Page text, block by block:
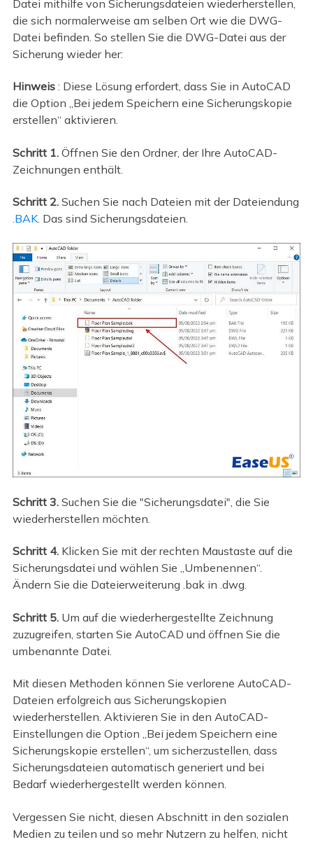
Datei mithilfe von Sicherungsdateien wiederherstellen,
die sich normalerweise am selben Ort wie die DWG-
Datei befinden. So stellen Sie die DWG-Datei aus der
Sicherung wieder her:
Hinweis: Diese Lösung erfordert, dass Sie in AutoCAD
die Option „Bei jedem Speichern eine Sicherungskopie
erstellen“ aktivieren.
Schritt 1.Öffnen Sie den Ordner, der Ihre AutoCAD-
Zeichnungen enthält.
Schritt 2.Suchen Sie nach Dateien mit der Dateiendung
.BAK. Das sind Sicherungsdateien.
Schritt 3.Suchen Sie die "Sicherungsdatei", die Sie
wiederherstellen möchten.
Schritt 4.Klicken Sie mit der rechten Maustaste auf die
Sicherungsdatei und wählen Sie „Umbenennen“.
Ändern Sie die Dateierweiterung .bak in .dwg.
Schritt 5.Um auf die wiederhergestellte Zeichnung
zuzugreifen, starten Sie AutoCAD und öffnen Sie die
umbenannte Datei.
Mit diesen Methoden können Sie verlorene AutoCAD-
Dateien erfolgreich aus Sicherungskopien
wiederherstellen. Aktivieren Sie in den AutoCAD-
Einstellungen die Option „Bei jedem Speichern eine
Sicherungskopie erstellen“, um sicherzustellen, dass
Sicherungsdateien automatisch generiert und bei
Bedarf wiederhergestellt werden können.
Vergessen Sie nicht, diesen Abschnitt in den sozialen
Medien zu teilen und so mehr Nutzern zu helfen, nicht